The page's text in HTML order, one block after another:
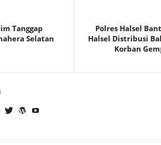
Tanggap
Selatan
Polres Halsel
Halsel Distribusi
Korban